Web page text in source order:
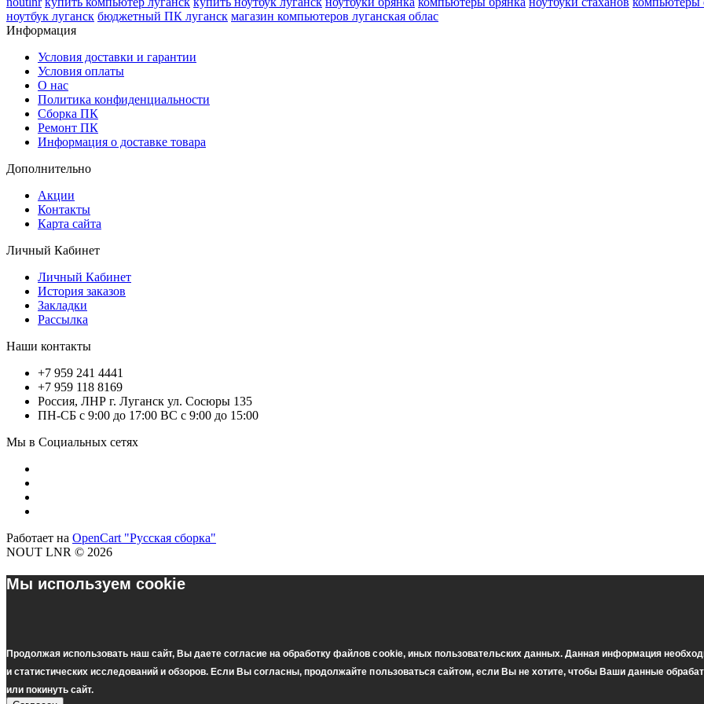
ноутбук луганск бюджетный ПК луганск магазин компьютеров луганская облас
Информация
Условия доставки и гарантии
Условия оплаты
О нас
Политика конфиденциальности
Сборка ПК
Ремонт ПК
Информация о доставке товара
Дополнительно
Акции
Контакты
Карта сайта
Личный Кабинет
Личный Кабинет
История заказов
Закладки
Рассылка
Наши контакты
+7 959 241 4441
+7 959 118 8169
Россия, ЛНР г. Луганск ул. Сосюры 135
ПН-СБ с 9:00 до 17:00 ВС с 9:00 до 15:00
Мы в Социальных сетях
Работает на OpenCart "Русская сборка"
NOUT LNR © 2026
Мы используем cookie
Продолжая использовать наш cайт, Вы даете согласие на обработку файлов cookie, иных пользовательских данных. Данная информация
и статистических исследований и обзоров. Если Вы согласны, продолжайте пользоваться сайтом, если Вы не хотите, чтобы Ваши данные
или покинуть сайт.